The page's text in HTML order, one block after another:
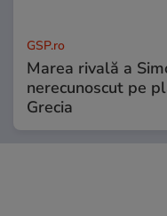
GSP.ro
Marea rivală a
nerecunoscut pe
Grecia